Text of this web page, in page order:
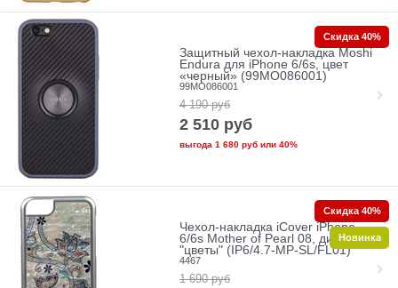
Защитный чехол-накладка Moshi
Endura для iPhone 6/6s, цвет
«черный» (99MO086001)
99MO086001
4 190 руб
2 510 руб
выгода 1 680 рубили 40%
Скидка 40%
Чехол-накладка iCover iPhone
6/6s Mother of Pearl 08, дизайн
"цветы" (IP6/4.7-MP-SL/FL01)
4467
1 690 руб
Скидка 40%
Новинка